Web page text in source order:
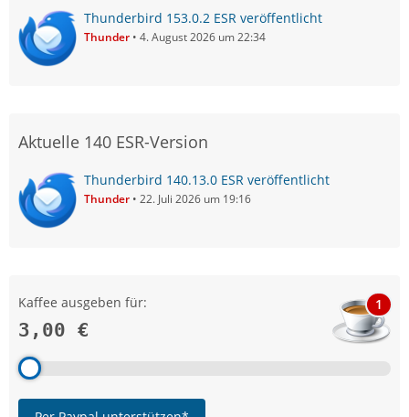
Thunderbird 153.0.2 ESR veröffentlicht
Thunder 4. August 2026 um 22:34
Aktuelle 140 ESR-Version
Thunderbird 140.13.0 ESR veröffentlicht
Thunder 22. Juli 2026 um 19:16
Kaffee ausgeben für:
3,00 €
1